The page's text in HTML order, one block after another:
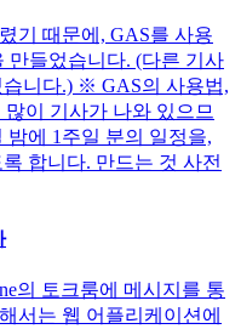
기 때문에, GAS를 사용
만들었습니다. (다른 기사
니다.) ※ GAS의 사용법,
이 기사가 나와 있으므
밤에 1주일 분의 일정을,
합니다. 만드는 것 사전
의 토크룸에 메시지를 통
서는 웹 어플리케이션에